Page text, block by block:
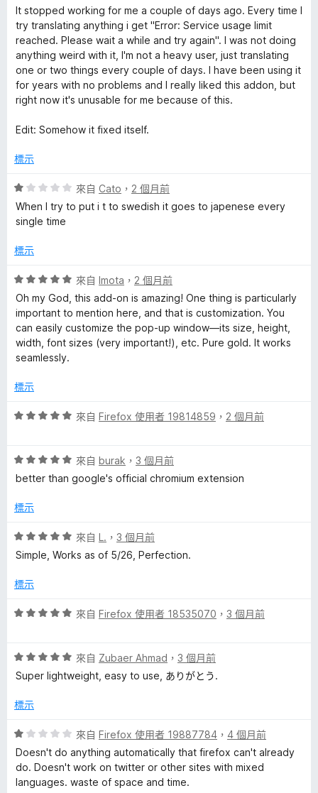
，
滿
分
5
分
價
5
分
，
滿
分
5
It stopped working for me a couple of days ago. Every time I
try translating anything i get "Error: Service usage limit
reached. Please wait a while and try again". I was not doing
anything weird with it, I'm not a heavy user, just translating
one or two things every couple of days. I have been using it
for years with no problems and I really liked this addon, but
right now it's unusable for me because of this.
Edit: Somehow it fixed itself.
標示
評
價
1
，
分
5
分
來自 Cato ， 2 個月前
When I try to put i t to swedish it goes to japenese every
single time
標示
評
價
5
分
，
滿
5
來自 Imota ， 2 個月前
Oh my God, this add-on is amazing! One thing is particularly
important to mention here, and that is customization. You
can easily customize the pop-up window—its size, height,
width, font sizes (very important!), etc. Pure gold. It works
seamlessly.
標示
評
分
，
分
分
來自 Firefox 使用者 19814859 ， 2 個月前
評
價
分
滿
分
分
來自 burak ， 3 個月前
better than google's official chromium extension
標示
評
價
分
滿
分
來自 L. ， 3 個月前
Simple, Works as of 5/26, Perfection.
標示
評
分
，
分
分
來自 Firefox 使用者 18535070 ， 3 個月前
評
價
分
滿
分
分
來自 Zubaer Ahmad ， 3 個月前
Super lightweight, easy to use, ありがとう.
標示
評
價
1
分
來自 Firefox 使用者 19887784 ， 4 個月前
Doesn't do anything automatically that firefox can't already
do. Doesn't work on twitter or other sites with mixed
languages. waste of space and time.